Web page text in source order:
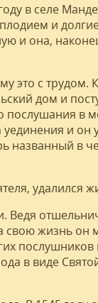
в селе
и
и она,
это с трудом.
дом и
в
и
названный в
удалился
Ведя
свою жизнь он
послушников
в виде